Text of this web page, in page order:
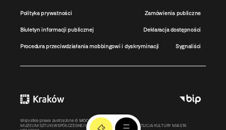
Polityka prywatności Zamówienia publiczne
Biuletyn informacji publicznej Deklaracja dostępności
Procedura przeciwdziałania mobbingowi i dyskryminacji Sygnaliści
Wszystkie prawa zastrzeżone © MOCAK2011-2026
MUZEUM SZTUKI WSPÓŁCZESNEJ W KRAKOWIE MOCAK – INSTYTUCJA KULTURY MIASTA